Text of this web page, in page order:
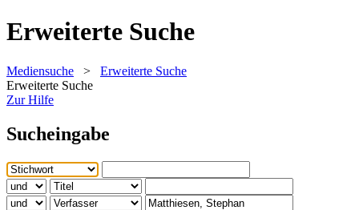
Erweiterte Suche
Mediensuche > Erweiterte Suche
Erweiterte Suche
Zur Hilfe
Sucheingabe